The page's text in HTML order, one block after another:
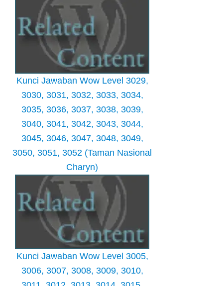
Kunci Jawaban Wow Level 3029,
3030, 3031, 3032, 3033, 3034,
3035, 3036, 3037, 3038, 3039,
3040, 3041, 3042, 3043, 3044,
3045, 3046, 3047, 3048, 3049,
3050, 3051, 3052 (Taman Nasional
Charyn)
Kunci Jawaban Wow Level 3005,
3006, 3007, 3008, 3009, 3010,